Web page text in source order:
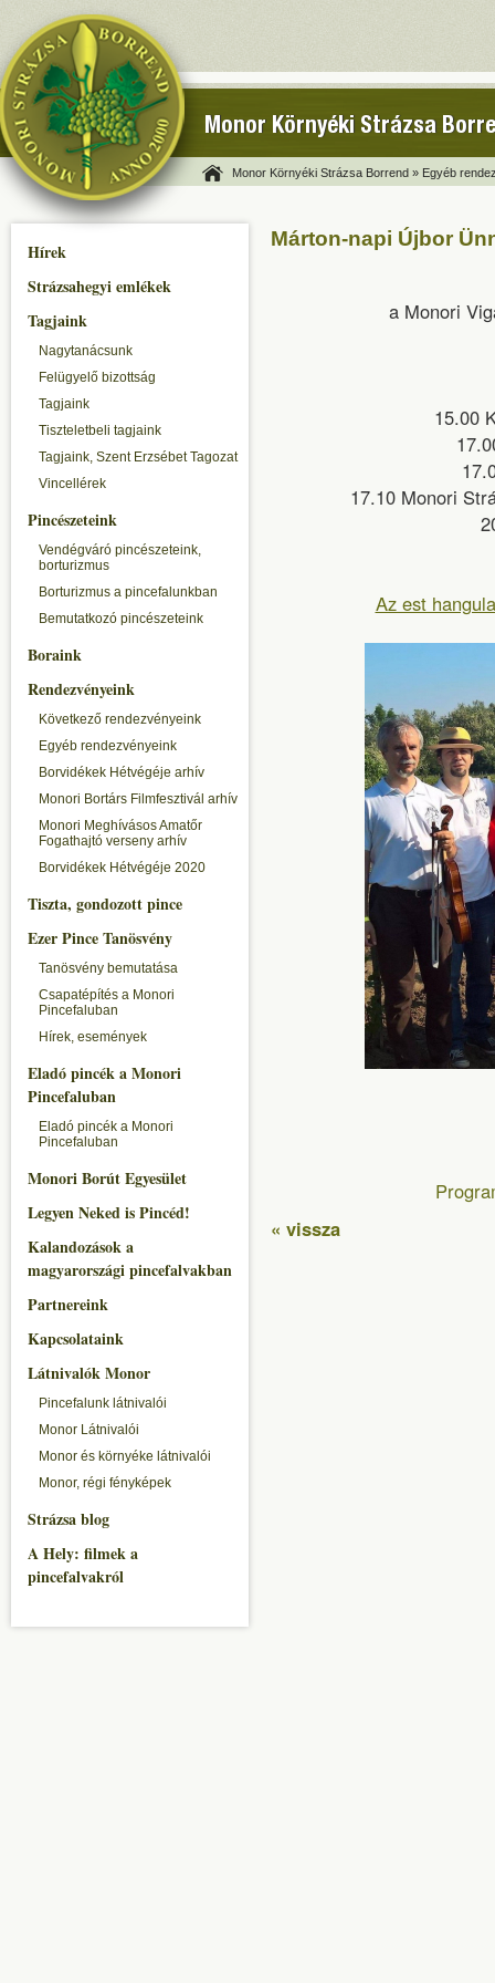
Monor Környéki Strázsa
Monor Környéki Strázsa Borrend » Egyéb
Hírek
Strázsahegyi emlékek
Tagjaink
Nagytanácsunk
Felügyelő bizottság
Tagjaink
Tiszteletbeli tagjaink
Tagjaink, Szent Erzsébet Tagozat
Vincellérek
Pincészeteink
Vendégváró pincészeteink,
borturizmus
Borturizmus a pincefalunkban
Bemutatkozó pincészeteink
Boraink
Rendezvényeink
Következő rendezvényeink
Egyéb rendezvényeink
Borvidékek Hétvégéje arhív
Monori Bortárs Filmfesztivál arhív
Monori Meghívásos Amatőr
Fogathajtó verseny arhív
Borvidékek Hétvégéje 2020
Tiszta, gondozott pince
Ezer Pince Tanösvény
Tanösvény bemutatása
Csapatépítés a Monori
Pincefaluban
Hírek, események
Eladó pincék a Monori
Pincefaluban
Eladó pincék a Monori
Pincefaluban
Monori Borút Egyesület
Legyen Neked is Pincéd!
Kalandozások a
magyarországi pincefalvakban
Partnereink
Kapcsolataink
Látnivalók Monor
Pincefalunk látnivalói
Monor Látnivalói
Monor és környéke látnivalói
Monor, régi fényképek
Strázsa blog
A Hely: filmek a
pincefalvakról
Márton-napi Újbor
a Monori
15.00
17.10 Monori
Az est
« vissza